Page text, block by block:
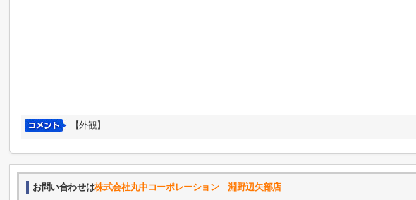
【外観】
お問い合わせは株式会社丸中コーポレーション 淵野辺矢部店